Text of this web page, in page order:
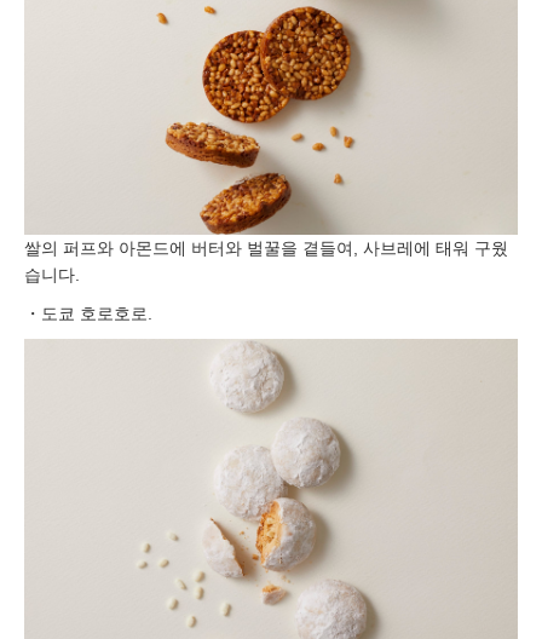
쌀의 퍼프와 아몬드에 버터와 벌꿀을 곁들여, 사브레에 태워 구웠
습니다.
・도쿄 호로호로.